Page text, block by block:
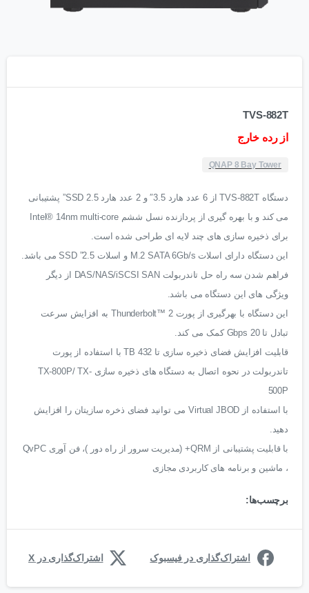
TVS-882T
از رده خارج
QNAP 8 Bay Tower
دستگاه TVS-882T از 6 عدد هارد 3.5″ و 2 عدد هارد SSD 2.5” پشتیبانی
می کند و با بهره گیری از پردازنده نسل ششم Intel® 14nm multi-core
برای ذخیره سازی های چند لایه ای طراحی شده است.
این دستگاه دارای اسلات M.2 SATA 6Gb/s و اسلات 2.5” SSD می باشد.
فراهم شدن سه راه حل تاندربولت DAS/NAS/iSCSI SAN از دیگر
ویژگی های این دستگاه می باشد.
این دستگاه با بهرگیری از پورت Thunderbolt™ 2 به افزایش سرعت
تبادل تا 20 Gbps کمک می کند.
قابلیت افزایش فضای ذخیره سازی تا 432 TB با استفاده از پورت
تاندربولت در نحوه اتصال به دستگاه های ذخیره سازی TX-800P/ TX-
500P
با استفاده از Virtual JBOD می توانید فضای ذخره سازیتان را افزایش
دهید.
با قابلیت پشتیبانی از QRM+ (مدیریت سرور از راه دور )، فن آوری QvPC
، ماشین و برنامه های کاربردی مجازی
برچسب‌ها:
اشتراک‌گذاری در فیسبوک اشتراک‌گذاری در X